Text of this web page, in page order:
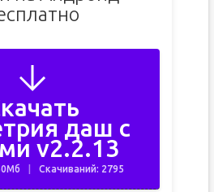
даш с
v2.2.13
Скачиваний: 2795